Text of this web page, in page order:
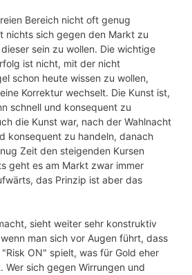
Bereich nicht oft genug
nichts sich gegen den Markt zu
sein zu wollen. Die wichtige
ist nicht, mit der nicht
schon heute wissen zu wollen,
Korrektur wechselt. Die Kunst ist,
schnell und konsequent zu
die Kunst war, nach der Wahlnacht
konsequent zu handeln, danach
Zeit den steigenden Kursen
geht es am Markt zwar immer
das Prinzip ist aber das
sieht weiter sehr konstruktiv
man sich vor Augen führt, dass
ON" spielt, was für Gold eher
Wer sich gegen Wirrungen und